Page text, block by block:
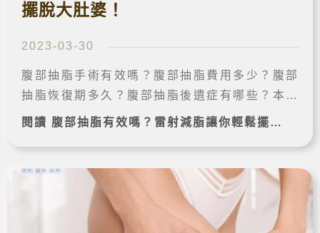
擺脫大肚婆！
2023-03-30
腹部抽脂手術有效嗎？腹部抽脂費用多少？腹部
抽脂恢復期多久？腹部抽脂後遺症有哪些？本文
將會詳細講解腹部抽脂的相關知識，以及腹部抽
閱讀 腹部抽脂有效嗎？雷射減脂讓你輕鬆擺脫大肚婆！ 完整案例➔